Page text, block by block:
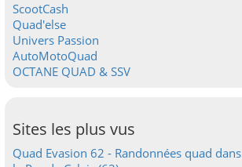
ScootCash
Quad'else
Univers Passion
AutoMotoQuad
OCTANE QUAD & SSV
Sites les plus vus
Quad Evasion 62 - Randonnées quad dans